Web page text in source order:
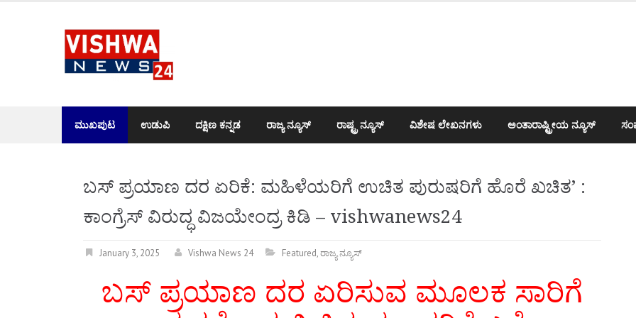
ಮುಖಪುಟ ಉಡುಪಿ ದಕ್ಷಿಣ ಕನ್ನಡ ರಾಜ್ಯ ನ್ಯೂಸ್ ರಾಷ್ಟ್ರ ನ್ಯೂಸ್ ವಿಶೇಷ ಲೇಖನಗಳು ಅಂತಾರಾಷ್ಟ್ರೀಯ ನ್ಯೂಸ್
ಬಸ್ ಪ್ರಯಾಣ ದರ ಏರಿಕೆ: ಮಹಿಳೆಯರಿಗೆ ಉಚಿತ ಪುರುಷರಿಗೆ ಹೊರೆ ಖಚಿತ’ :
ಕಾಂಗ್ರೆಸ್ ವಿರುದ್ಧ ವಿಜಯೇಂದ್ರ ಕಿಡಿ – vishwanews24
January 3, 2025 Vishwa News 24 Featured,ರಾಜ್ಯ ನ್ಯೂಸ್
ಬಸ್ ಪ್ರಯಾಣ ದರ ಏರಿಸುವ ಮೂಲಕ ಸಾರಿಗೆ